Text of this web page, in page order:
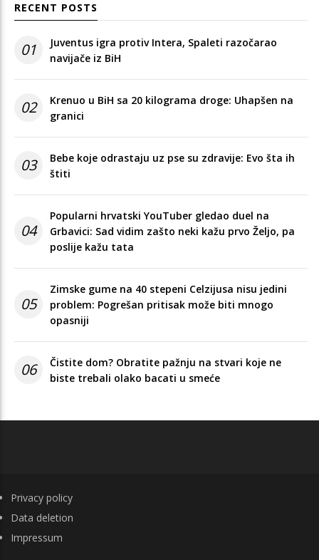
RECENT POSTS
01
Juventus igra protiv Intera, Spaleti razočarao
navijače iz BiH
02
Krenuo u BiH sa 20 kilograma droge: Uhapšen na
granici
03
Bebe koje odrastaju uz pse su zdravije: Evo šta ih
štiti
04
Popularni hrvatski YouTuber gledao duel na
Grbavici: Sad vidim zašto neki kažu prvo Željo, pa
poslije kažu tata
05
Zimske gume na 40 stepeni Celzijusa nisu jedini
problem: Pogrešan pritisak može biti mnogo
opasniji
06
Čistite dom? Obratite pažnju na stvari koje ne
biste trebali olako bacati u smeće
FOOTER
Privacy policy
Data deletion
Impressum